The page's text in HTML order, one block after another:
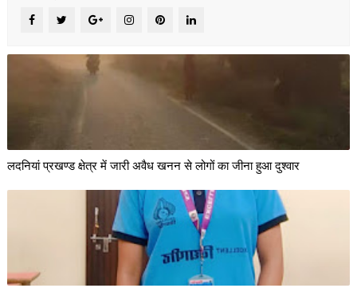
लदनियां प्रखण्ड क्षेत्र में जारी अवैध खनन से लोगों का जीना हुआ दुश्वार